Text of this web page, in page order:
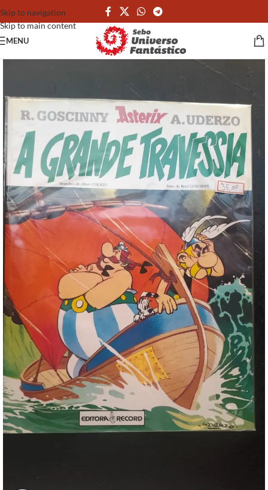
Skip to navigation
Skip to main content
MENU